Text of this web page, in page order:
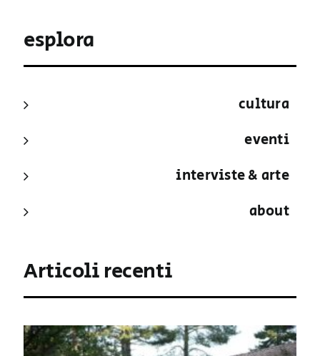
esplora
cultura
eventi
interviste & arte
about
Articoli recenti